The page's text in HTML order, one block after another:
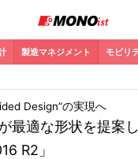
製造マネジメント モビリ
最適な形状を提案
R2」
Design”の実現へ